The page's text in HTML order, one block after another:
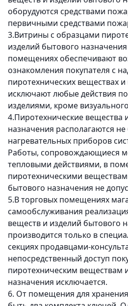
оборудуются средствами
первичными средствами
3.Витрины с образцами
изделий бытового
помещениях обеспечивают
ознакомления покупателя с
пиротехнических веществах и
исключают любые действия
изделиями, кроме
4.Пиротехнические вещества
назначения располагаются
нагревательных приборов
Работы, сопровождающиеся
тепловыми действиями, в
пиротехническими
бытового назначения не
5.В торговых помещениях
самообслуживания
веществ и изделий бытового
производится только в
секциях продавцами-
непосредственный доступ
пиротехническим веществам
назначения исключается.
6. От помещения для